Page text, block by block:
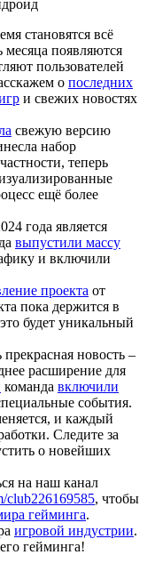
становятся всё
появляются
пользователей
о последних
и свежих новостях
свежую версию
набор
теперь
ещё более
года является
выпустили массу
и включили
проекта от
пока держится в
будет уникальный
прекрасная новость –
расширение для
команда включили
события.
и каждый
Следите за
о новейших
на наш канал
club226169585, чтобы
гейминга.
игровой индустрии.
гейминга!